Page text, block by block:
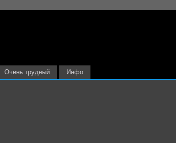
Очень трудный Инфо